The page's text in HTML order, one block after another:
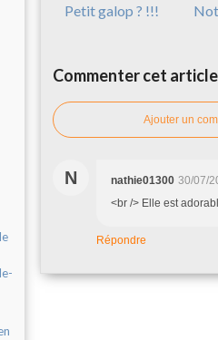
Petit galop ? !!!
Commenter cet article
Ajouter un
N nathie01300 30/07/
<br /> Elle est
Répondre